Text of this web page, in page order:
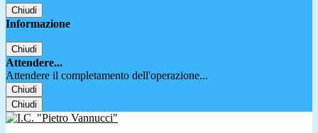
Chiudi
Informazione
Chiudi
Attendere...
Attendere il completamento dell'operazione...
Chiudi
Chiudi